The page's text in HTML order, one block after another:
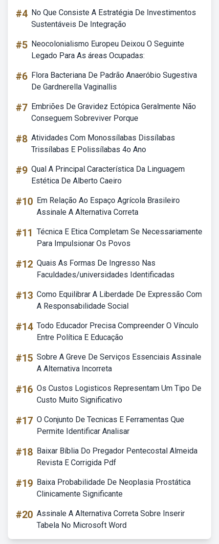
#4 No Que Consiste A Estratégia De Investimentos
Sustentáveis De Integração
#5 Neocolonialismo Europeu Deixou O Seguinte
Legado Para As áreas Ocupadas:
#6 Flora Bacteriana De Padrão Anaeróbio Sugestiva
De Gardnerella Vaginallis
#7 Embriões De Gravidez Ectópica Geralmente Não
Conseguem Sobreviver Porque
#8 Atividades Com Monossílabas Dissílabas
Trissílabas E Polissílabas 4o Ano
#9 Qual A Principal Característica Da Linguagem
Estética De Alberto Caeiro
#10 Em Relação Ao Espaço Agrícola Brasileiro
Assinale A Alternativa Correta
#11 Técnica E Etica Completam Se Necessariamente
Para Impulsionar Os Povos
#12 Quais As Formas De Ingresso Nas
Faculdades/universidades Identificadas
#13 Como Equilibrar A Liberdade De Expressão Com
A Responsabilidade Social
#14 Todo Educador Precisa Compreender O Vínculo
Entre Política E Educação
#15 Sobre A Greve De Serviços Essenciais Assinale
A Alternativa Incorreta
#16 Os Custos Logisticos Representam Um Tipo De
Custo Muito Significativo
#17 O Conjunto De Tecnicas E Ferramentas Que
Permite Identificar Analisar
#18 Baixar Bíblia Do Pregador Pentecostal Almeida
Revista E Corrigida Pdf
#19 Baixa Probabilidade De Neoplasia Prostática
Clinicamente Significante
#20 Assinale A Alternativa Correta Sobre Inserir
Tabela No Microsoft Word